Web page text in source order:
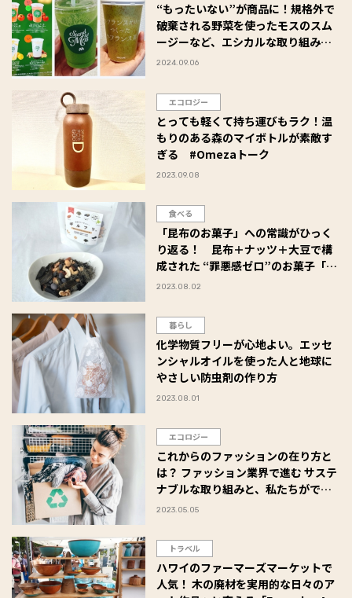
“もったいない”が商品に！規格外で
破棄される野菜を使ったモスのスム
ージーなど、エシカルな取り組みに
注目！【食品ロス削減】＃Omezaト
2024.09.06
エコロジー
とっても軽くて持ち運びもラク！温
もりのある森のマイボトルが素敵す
ぎる #Omezaトーク
2023.09.08
食べる
「昆布のお菓子」への常識がひっく
り返る！ 昆布＋ナッツ＋大豆で構
成された “罪悪感ゼロ”のお菓子「ギ
ルフリ」 #Omezaトーク
2023.08.02
暮らし
化学物質フリーが心地よい。エッセ
ンシャルオイルを使った人と地球に
やさしい防虫剤の作り方
2023.08.01
エコロジー
これからのファッションの在り方と
は？ ファッション業界で進む サステ
ナブルな取り組みと、私たちができ
ること
2023.05.05
トラベル
ハワイのファーマーズマーケットで
人気！ 木の廃材を実用的な日々のア